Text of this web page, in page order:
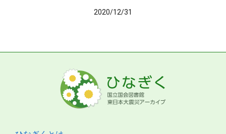
2020/12/31